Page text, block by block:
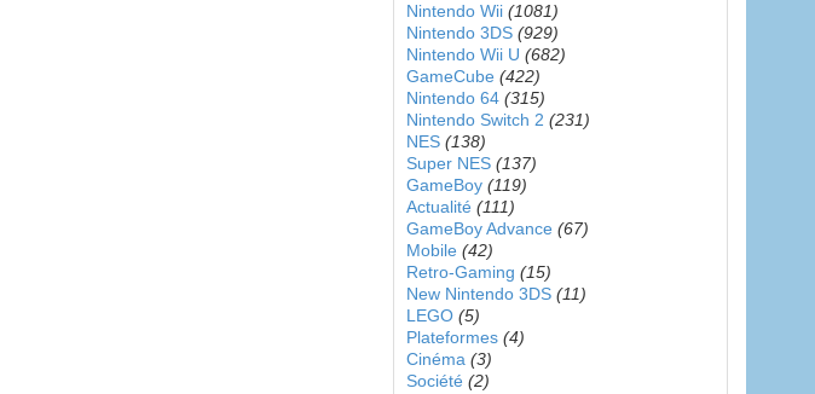
Nintendo Wii (1081)
Nintendo 3DS (929)
Nintendo Wii U (682)
GameCube (422)
Nintendo 64 (315)
Nintendo Switch 2 (231)
NES (138)
Super NES (137)
GameBoy (119)
Actualité (111)
GameBoy Advance (67)
Mobile (42)
Retro-Gaming (15)
New Nintendo 3DS (11)
LEGO (5)
Plateformes (4)
Cinéma (3)
Société (2)